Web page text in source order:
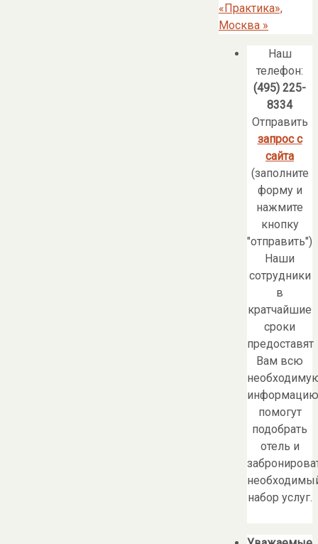
«Практика»,
Москва »
Наш
телефон:
(495) 225-
8334
Отправить
запрос с
сайта
(заполните
форму и
нажмите
кнопку
"отправить")
Наши
сотрудники
в
кратчайшие
сроки
предоставят
Вам всю
помогут
подобрать
отель и
набор услуг.